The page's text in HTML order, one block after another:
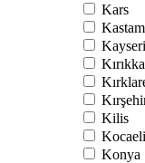
Kars
Kayseri
Kilis
Kocaeli
Konya